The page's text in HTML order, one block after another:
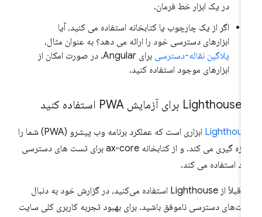
در یک ابزار خط فرمان.
اگر از یک چارچوب یا کتابخانه استفاده می کنید، آیا
ابزارهای دسترسی خود را ارائه می دهد؟ به عنوان مثال،
پلاگین نقاله-دسترسی
برای Angular. در صورت امکان از
ابزارهای موجود استفاده کنید.
ابزاری است که عملکرد برنامه وب پیشرو (PWA) شما را
اندازه گیری می کند. و از کتابخانه ax-core برای تست های دسترسی
استفاده می کند.
اگر قبلاً از Lighthouse استفاده می‌کنید، در گزارش خود به دنبال
دسترسی ناموفق باشید. برای بهبود تجربه کاربری کلی سایت